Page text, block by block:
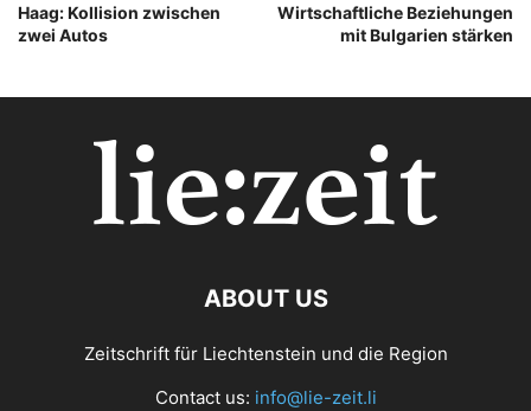
Haag: Kollision zwischen
zwei Autos
Wirtschaftliche Beziehungen
mit Bulgarien stärken
ABOUT US
Zeitschrift für Liechtenstein und die Region
Contact us: info@lie-zeit.li